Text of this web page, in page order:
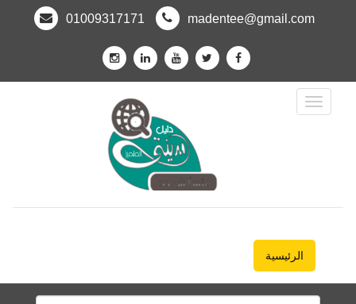
madentee@gmail.com
01009317171
Toggle
Navigation
الرئيسية